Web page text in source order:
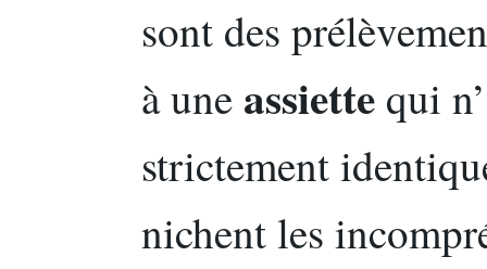
sont des
à une assiette qui
strictement
nichent les